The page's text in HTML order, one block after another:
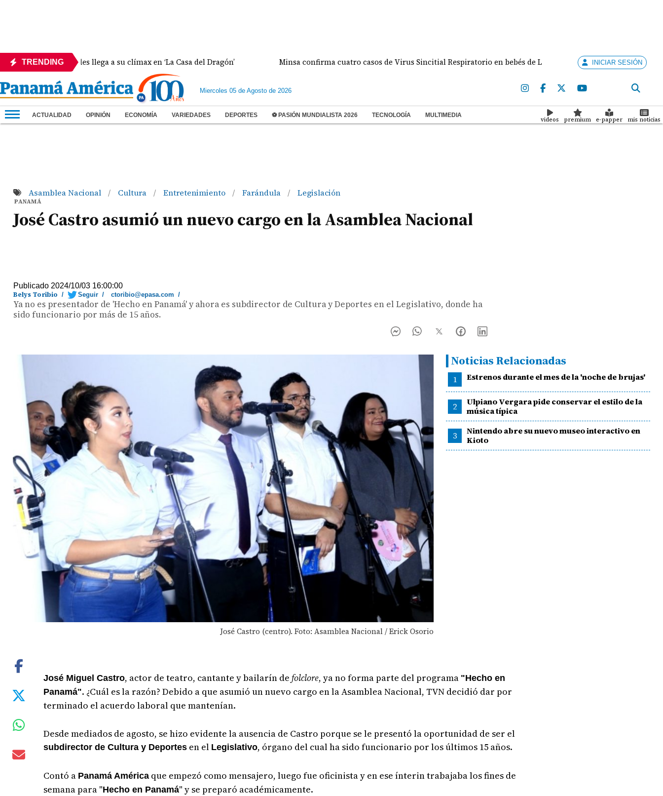
TRENDING
negros y verdes llega a su clímax en ‘La Casa del Dragón’ Minsa confirma cuatro casos de Virus Sincitial Respiratorio en bebés de La Chorrera y ArraijánINICIAR SESIÓN
Miercoles 05 de Agosto de 2026
ACTUALIDAD OPINIÓN ECONOMÍA VARIEDADES DEPORTES ⚽ PASIÓN MUNDIALISTA 2026 TECNOLOGÍA MULTIMEDIA
videos premium e-papper mis noticias
Asamblea Nacional / Cultura / Entretenimiento / Farándula / Legislación
PANAMÁ
José Castro asumió un nuevo cargo en la Asamblea Nacional
Publicado 2024/10/03 16:00:00
Belys Toribio / Seguir / ctoribio@epasa.com /
Ya no es presentador de 'Hecho en Panamá' y ahora es subdirector de Cultura y Deportes en el Legislativo, donde ha
sido funcionario por más de 15 años.
José Castro (centro). Foto: Asamblea Nacional / Erick Osorio
Noticias Relacionadas
1 Estrenos durante el mes de la 'noche de brujas'
2
Ulpiano Vergara pide conservar el estilo de la
música típica
3
Nintendo abre su nuevo museo interactivo en
Kioto
José Miguel Castro, actor de teatro, cantante y bailarín defolclore, ya no forma parte del programa "Hecho en
Panamá". ¿Cuál es la razón? Debido a que asumió un nuevo cargo en la Asamblea Nacional, TVN decidió dar por
terminado el acuerdo laboral que mantenían.
Desde mediados de agosto, se hizo evidente la ausencia de Castro porque se le presentó la oportunidad de ser el
subdirector de Cultura y Deportes en el Legislativo, órgano del cual ha sido funcionario por los últimos 15 años.
Contó a Panamá América que empezó como mensajero, luego fue oficinista y en ese ínterin trabajaba los fines de
semana para "Hecho en Panamá" y se preparó académicamente.